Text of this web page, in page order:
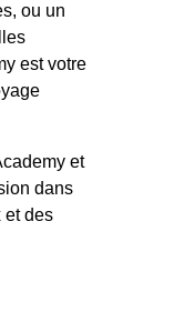
ou un
est votre
et
dans
et des